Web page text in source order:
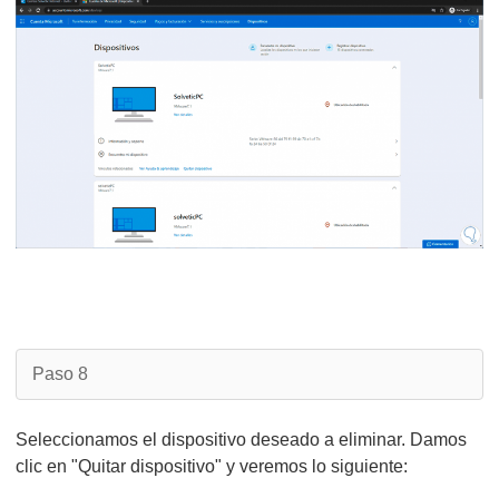
Paso 8
Seleccionamos el dispositivo deseado a eliminar. Damos
clic en "Quitar dispositivo" y veremos lo siguiente: